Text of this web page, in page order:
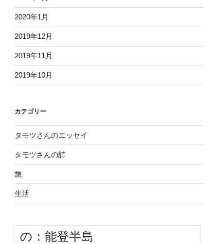
2020年1月
2019年12月
2019年11月
2019年10月
カテゴリー
タモツさんのエッセイ
タモツさんの詩
旅
生活
の：能登半島